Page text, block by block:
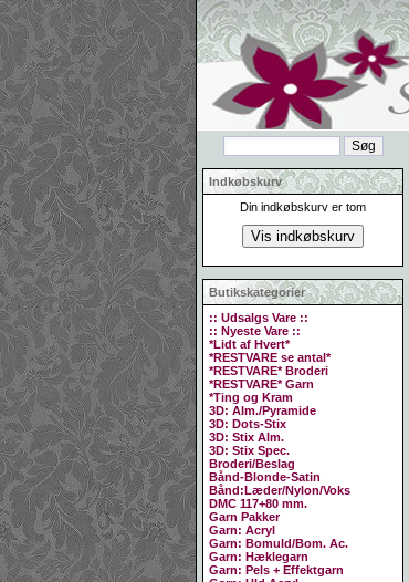
Indkøbskurv
Din indkøbskurv er tom
Butikskategorier
:: Udsalgs Vare ::
:: Nyeste Vare ::
*Lidt af Hvert*
*RESTVARE se antal*
*RESTVARE* Broderi
*RESTVARE* Garn
*Ting og Kram
3D: Alm./Pyramide
3D: Dots-Stix
3D: Stix Alm.
3D: Stix Spec.
Broderi/Beslag
Bånd-Blonde-Satin
Bånd:Læder/Nylon/Voks
DMC 117+80 mm.
Garn Pakker
Garn: Acryl
Garn: Bomuld/Bom. Ac.
Garn: Hæklegarn
Garn: Pels + Effektgarn